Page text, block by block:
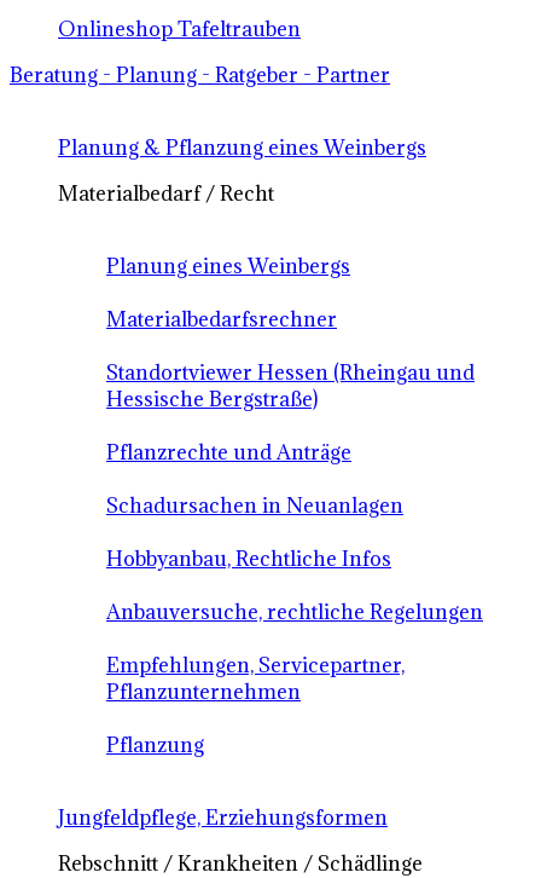
Onlineshop Tafeltrauben
Beratung - Planung - Ratgeber - Partner
Planung & Pflanzung eines Weinbergs
Materialbedarf / Recht
Planung eines Weinbergs
Materialbedarfsrechner
Standortviewer Hessen (Rheingau und
Hessische Bergstraße)
Pflanzrechte und Anträge
Schadursachen in Neuanlagen
Hobbyanbau, Rechtliche Infos
Anbauversuche, rechtliche Regelungen
Empfehlungen, Servicepartner,
Pflanzunternehmen
Pflanzung
Jungfeldpflege, Erziehungsformen
Rebschnitt / Krankheiten / Schädlinge